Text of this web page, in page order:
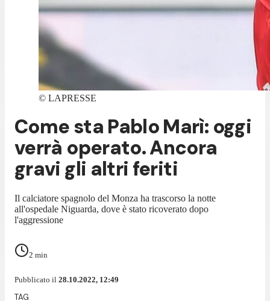
© LAPRESSE
Come sta Pablo Marì: oggi
verrà operato. Ancora
gravi gli altri feriti
Il calciatore spagnolo del Monza ha trascorso la notte
all'ospedale Niguarda, dove è stato ricoverato dopo
l'aggressione
2 min
Pubblicato il 28.10.2022, 12:49